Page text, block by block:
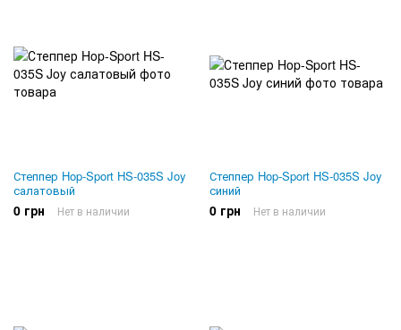
Степпер Hop-Sport HS-035S Joy
салатовый
0 грн Нет в наличии
Степпер Hop-Sport HS-035S Joy
синий
0 грн Нет в наличии